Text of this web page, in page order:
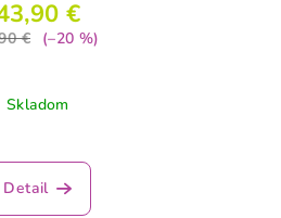
€
€
(–20 %)
Skladom
Detail